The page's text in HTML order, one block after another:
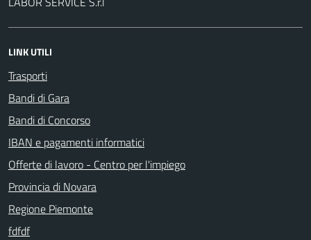
LINK UTILI
Trasporti
Bandi di Gara
Bandi di Concorso
IBAN e pagamenti informatici
Offerte di lavoro - Centro per l'impiego
Provincia di Novara
Regione Piemonte
fdfdf